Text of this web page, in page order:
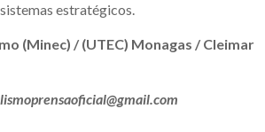
estratégicos.
(Minec) / (UTEC) Monagas / Cleimar